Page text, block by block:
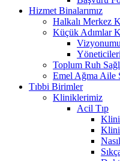
Hizmet Binalarımız
Halkalı Merkez
Küçük Adımlar
Toplum Ruh
Emel Ağma Aile
Tıbbi Birimler
Kliniklerimiz
Acil Tıp